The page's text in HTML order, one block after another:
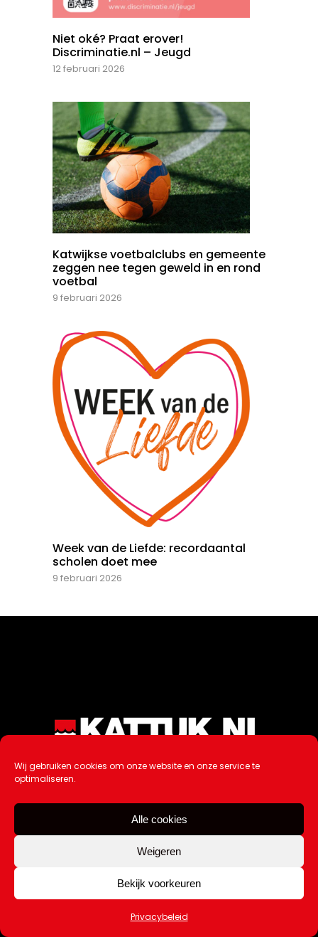
Wij gebruiken cookies om onze website en onze service te
optimaliseren.
Alle cookies
Weigeren
Bekijk voorkeuren
Privacybeleid
Niet oké? Praat erover!
Discriminatie.nl – Jeugd
12 februari 2026
Katwijkse voetbalclubs en gemeente
zeggen nee tegen geweld in en rond
voetbal
9 februari 2026
Week van de Liefde: recordaantal
scholen doet mee
9 februari 2026